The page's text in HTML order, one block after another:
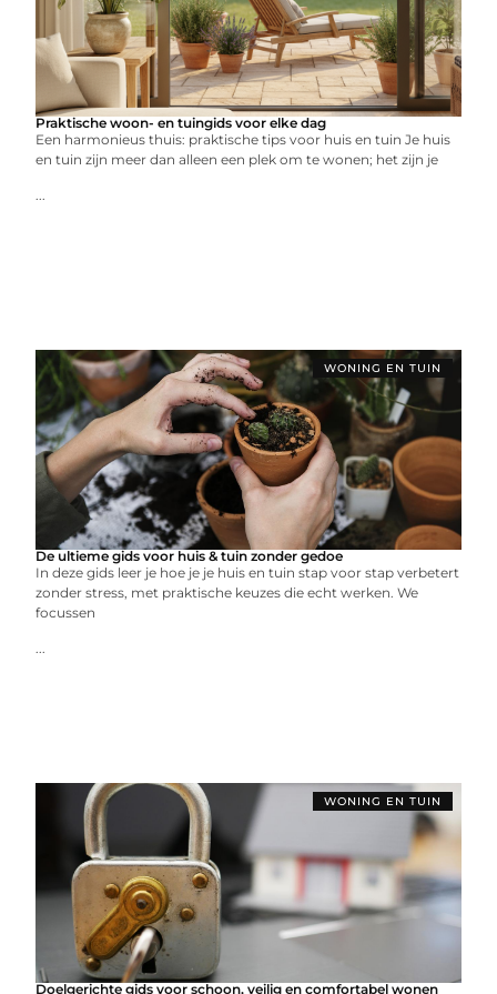
Praktische woon- en tuingids voor elke dag
Een harmonieus thuis: praktische tips voor huis en tuin Je huis
en tuin zijn meer dan alleen een plek om te wonen; het zijn je
...
WONING EN TUIN
De ultieme gids voor huis & tuin zonder gedoe
In deze gids leer je hoe je je huis en tuin stap voor stap verbetert
zonder stress, met praktische keuzes die echt werken. We
focussen
...
WONING EN TUIN
Doelgerichte gids voor schoon, veilig en comfortabel wonen